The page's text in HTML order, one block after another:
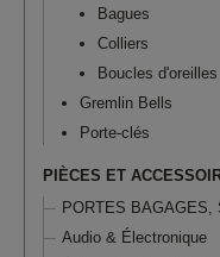
Bagues
Colliers
Boucles d'oreilles
Gremlin Bells
Porte-clés
PIÈCES ET
PORTES
Audio & Électronique